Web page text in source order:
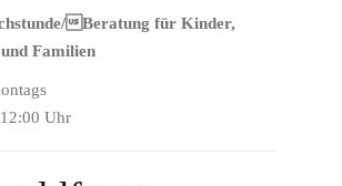
Beratung für Kinder,
Familien
Uhr